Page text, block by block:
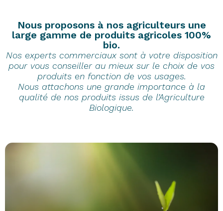
Nous proposons à nos agriculteurs une
large gamme de produits agricoles 100%
bio.
Nos experts commerciaux sont à votre disposition
pour vous conseiller au mieux sur le choix de vos
produits en fonction de vos usages.
Nous attachons une grande importance à la
qualité de nos produits issus de l’Agriculture
Biologique.